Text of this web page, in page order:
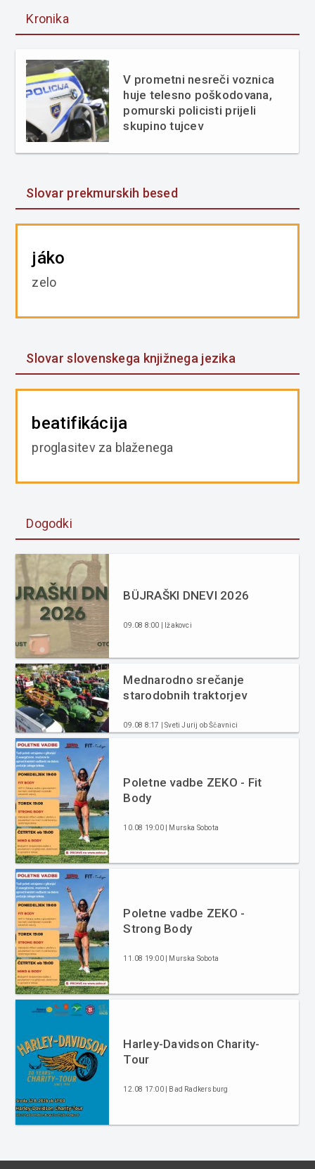
Kronika
V prometni nesreči voznica
huje telesno poškodovana,
pomurski policisti prijeli
skupino tujcev
Slovar prekmurskih besed
jáko
zelo
Slovar slovenskega knjižnega jezika
beatifikácija
proglasitev za blaženega
Dogodki
BÜJRAŠKI DNEVI 2026
09.08 8:00 | Ižakovci
Mednarodno srečanje
starodobnih traktorjev
09.08 8:17 | Sveti Jurij ob Ščavnici
Poletne vadbe ZEKO - Fit
Body
10.08 19:00 | Murska Sobota
Poletne vadbe ZEKO -
Strong Body
11.08 19:00 | Murska Sobota
Harley-Davidson Charity-
Tour
12.08 17:00 | Bad Radkersburg